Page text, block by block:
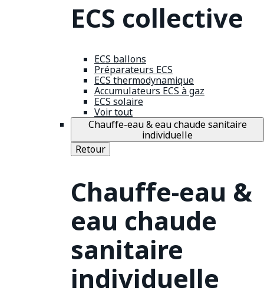
ECS collective
ECS ballons
Préparateurs ECS
ECS thermodynamique
Accumulateurs ECS à gaz
ECS solaire
Voir tout
Chauffe-eau & eau chaude sanitaire
individuelle
Retour
Chauffe-eau &
eau chaude
sanitaire
individuelle